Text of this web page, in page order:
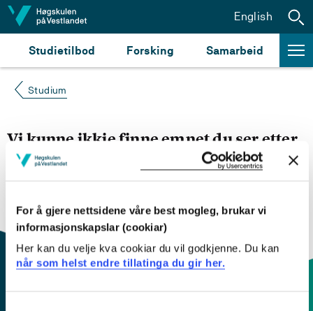
For å gjere nettsidene våre best mogleg, brukar vi
informasjonskapslar (cookiar)
Her kan du velje kva cookiar du vil godkjenne. Du kan
når som helst endre tillatinga du gir her.
Hopp til innhald
Studietilbod Forsking Samarbeid
English
Studium
Vi kunne ikkje finne emnet du ser etter
søke opp emnet du ser etter i
engelsk emneplan ved å klikke på «English».